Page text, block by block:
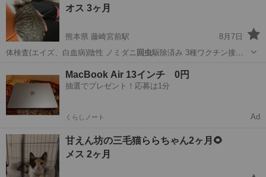
オス 3ヶ月
熊本県 藤崎宮前駅
8月7日
体検査(エイズ、白血病)陰性 ノミダニ 回虫駆除済み 3種ワクチン接種
猫 去勢手術
MacBook Air 13インチ 0円
抽選でプレゼント！応募は1分
くらしノート Ad
甘えん坊の三毛猫ららちゃん2ヶ月🌻
メス 2ヶ月